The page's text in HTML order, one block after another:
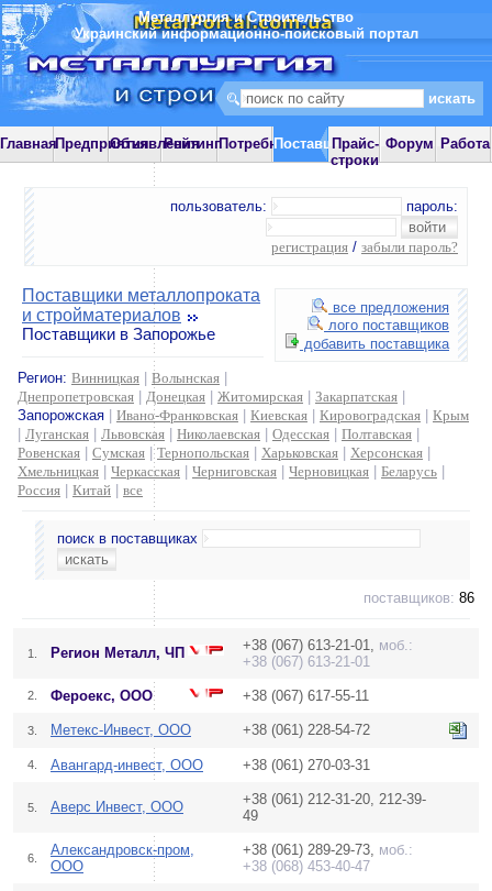
Металлургия и Строительство
Украинский информационно-поисковый портал
ГлавнаяПредприятияОбъявления
РейтингПотребностиПоставщики
Прайс-
строки
Форум Работа
пользователь: пароль:
регистрация / забыли пароль?
все предложения
лого поставщиков
добавить поставщика
Поставщики металлопроката
и стройматериалов
Поставщики в Запорожье
Регион: Винницкая Волынская
Днепропетровская
Донецкая Житомирская Закарпатская
Запорожская
Ивано-Франковская Киевская Кировоградская
Крым
Луганская Львовская Николаевская Одесская Полтавская
Ровенская
Сумская |Тернопольская Харьковская Херсонская
Хмельницкая
Черкасская Черниговская Черновицкая Беларусь
Россия
Китай все
поиск в поставщиках
поставщиков: 86
1. Регион Металл, ЧП +38 (067) 613-21-01, моб.:
+38 (067) 613-21-01
2. Фероекс, ООО +38 (067) 617-55-11
3. Метекс-Инвест, ООО +38 (061) 228-54-72
4. Авангард-инвест, ООО +38 (061) 270-03-31
5. Аверс Инвест, ООО
+38 (061) 212-31-20, 212-39-
49
6.
Александровск-пром,
ООО
+38 (061) 289-29-73, моб.:
+38 (068) 453-40-47